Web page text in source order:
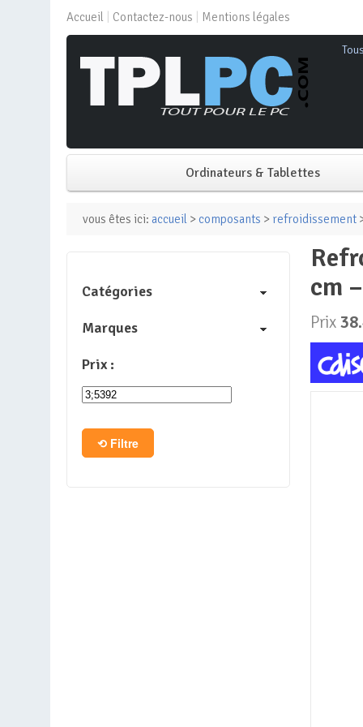
Accueil Contactez-nous Mentions légales
Ordinateurs & Tablettes
PC de bureau
Mini PC
PC Tout-en-un
Tablettes
vous êtes ici: accueil > composants > refroidissement
refroidisseur – spirit of gamer – airblade 800 – ventilateur 18.5
cm
Prix
Catégories
Marques
Prix :
Filtre